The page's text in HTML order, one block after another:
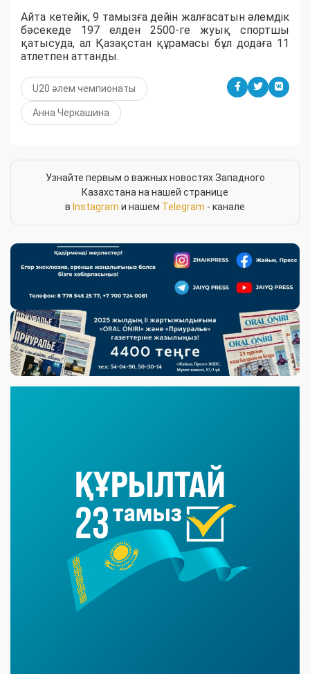
Айта кетейік, 9 тамызға дейін жалғасатын әлемдік
бәсекеде 197 елден 2500-ге жуық спортшы
қатысуда, ал Қазақстан құрамасы бұл додаға 11
атлетпен аттанды.
U20 әлем чемпионаты
Анна Черкашина
Узнайте первым о важных новостях Западного
Казахстана на нашей странице
в Instagram и нашем Telegram - канале